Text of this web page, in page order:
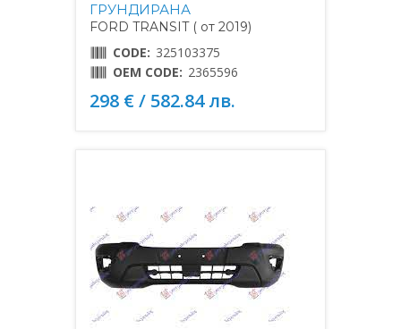
ГРУНДИРАНА
FORD TRANSIT ( от 2019)
CODE: 325103375
OEM CODE: 2365596
298 € / 582.84 лв.